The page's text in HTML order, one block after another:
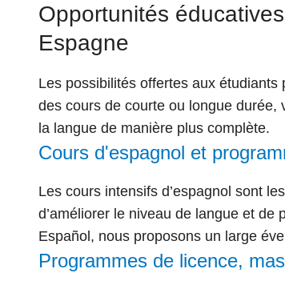
Opportunités
Espagne
Les possibilités offertes aux étudiants
des cours de courte ou longue durée,
la langue de manière plus complète.
Cours d'espagnol et
Les cours intensifs d’espagnol sont
d’améliorer le niveau de langue et de
Español, nous proposons un large
Programmes de licence,